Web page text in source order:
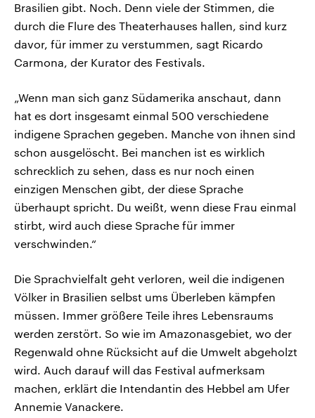
Brasilien gibt. Noch. Denn viele der Stimmen, die
durch die Flure des Theaterhauses hallen, sind kurz
davor, für immer zu verstummen, sagt Ricardo
Carmona, der Kurator des Festivals.
„Wenn man sich ganz Südamerika anschaut, dann
hat es dort insgesamt einmal 500 verschiedene
indigene Sprachen gegeben. Manche von ihnen sind
schon ausgelöscht. Bei manchen ist es wirklich
schrecklich zu sehen, dass es nur noch einen
einzigen Menschen gibt, der diese Sprache
überhaupt spricht. Du weißt, wenn diese Frau einmal
stirbt, wird auch diese Sprache für immer
verschwinden.“
Die Sprachvielfalt geht verloren, weil die indigenen
Völker in Brasilien selbst ums Überleben kämpfen
müssen. Immer größere Teile ihres Lebensraums
werden zerstört. So wie im Amazonasgebiet, wo der
Regenwald ohne Rücksicht auf die Umwelt abgeholzt
wird. Auch darauf will das Festival aufmerksam
machen, erklärt die Intendantin des Hebbel am Ufer
Annemie Vanackere.